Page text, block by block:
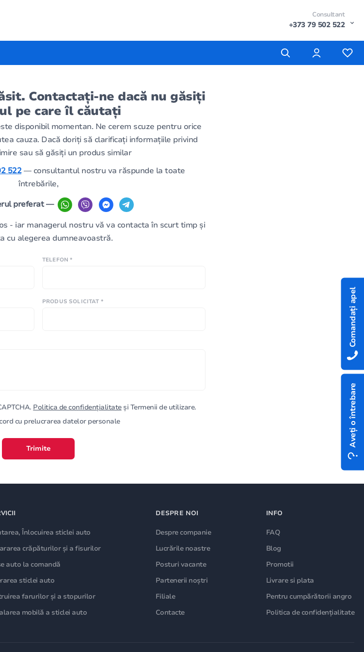
Consultant
+373 79 502 522
Contactați-ne dacă nu găsiți
pe care îl căutați
disponibil momentan. Ne cerem scuze pentru orice
cauza. Dacă doriți să clarificați informațiile privind
sau să găsiți un produs similar
522— consultantul nostru va răspunde la toate
întrebările,
preferat —
- iar managerul nostru vă va contacta în scurt timp și
cu alegerea dumneavoastră.
TELEFON *
PRODUS SOLICITAT *
Politica de confidențialitateși Termenii de utilizare.
cu prelucrarea datelor personale
Trimite
Aveți o întrebare
Comandați apel
Înlocuirea sticlei auto
crăpăturilor și a fisurilor
auto la comandă
sticlei auto
farurilor și a stopurilor
mobilă a sticlei auto
DESPRE NOI
Despre companie
Lucrările noastre
Posturi vacante
Partenerii noștri
Filiale
Contacte
INFO
FAQ
Blog
Promotii
Livrare si plata
Pentru cumpărătorii angro
Politica de confidențialitate